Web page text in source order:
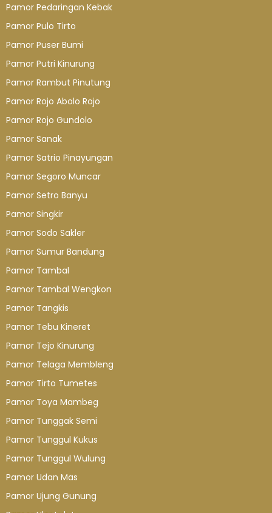
Pamor Pedaringan Kebak
Pamor Pulo Tirto
Pamor Puser Bumi
Pamor Putri Kinurung
Pamor Rambut Pinutung
Pamor Rojo Abolo Rojo
Pamor Rojo Gundolo
Pamor Sanak
Pamor Satrio Pinayungan
Pamor Segoro Muncar
Pamor Setro Banyu
Pamor Singkir
Pamor Sodo Sakler
Pamor Sumur Bandung
Pamor Tambal
Pamor Tambal Wengkon
Pamor Tangkis
Pamor Tebu Kineret
Pamor Tejo Kinurung
Pamor Telaga Membleng
Pamor Tirto Tumetes
Pamor Toya Mambeg
Pamor Tunggak Semi
Pamor Tunggul Kukus
Pamor Tunggul Wulung
Pamor Udan Mas
Pamor Ujung Gunung